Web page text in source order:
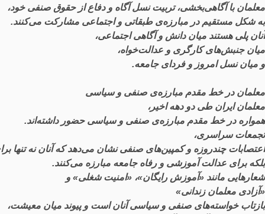
معلمان با آگاهیبخشی،تربیت نسل آگاه و دفاع از حقوق صنفی خود،
به شکل مستقیم در مبارزهی طبقاتی و اجتماعی مشارکت میکنند.
آنان پلی هستند میان دانش و آگاهی اجتماعی،
میان جنبشهای کارگری و عدالتخواه،
و میان نسل امروز و فردای جامعه.
معلمان در خط مقدم مبارزهی صنفی و سیاسی
معلمان ایران طی دو دهه اخیر،
همواره در خط مقدم مبارزهی صنفی و سیاسی حضور داشتهاند.
تجمعات سراسری،
اعتصابات چندروزه و کمپینهای صنفی نشان میدهد که آنان نه تنها
بلکه برای عدالت آموزشی و رفاه جامعه مبارزه میکنند.
شعارهایی مانند «آموزش رایگان»، «امنیت شغلی» و
«آزادی معلمان زندانی»
بازتاب خواستههای صنفی و سیاسی آنان است و پیوند میان معیشت،